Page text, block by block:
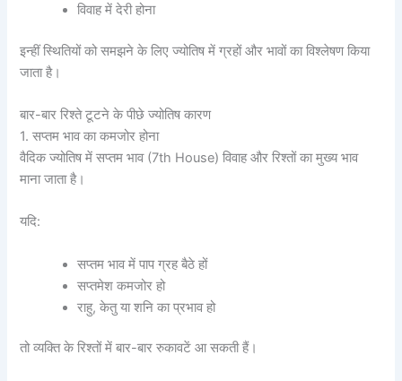
विवाह में देरी होना
इन्हीं स्थितियों को समझने के लिए ज्योतिष में ग्रहों और भावों का विश्लेषण किया
जाता है।
बार-बार रिश्ते टूटने के पीछे ज्योतिष कारण
1. सप्तम भाव का कमजोर होना
वैदिक ज्योतिष में सप्तम भाव (7th House) विवाह और रिश्तों का मुख्य भाव
माना जाता है।
यदि:
सप्तम भाव में पाप ग्रह बैठे हों
सप्तमेश कमजोर हो
राहु, केतु या शनि का प्रभाव हो
तो व्यक्ति के रिश्तों में बार-बार रुकावटें आ सकती हैं।